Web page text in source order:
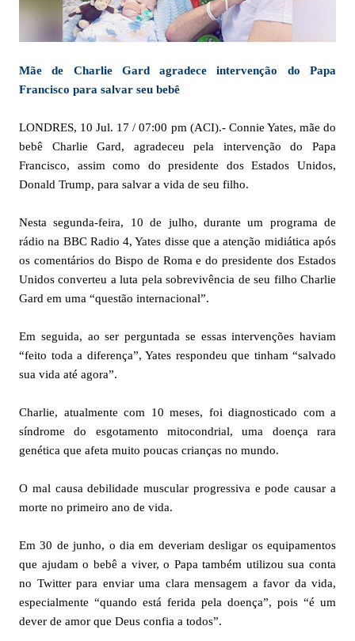
Mãe de Charlie Gard agradece intervenção do Papa
Francisco para salvar seu bebê
LONDRES, 10 Jul. 17 / 07:00 pm (ACI).- Connie Yates, mãe do
bebê Charlie Gard, agradeceu pela intervenção do Papa
Francisco, assim como do presidente dos Estados Unidos,
Donald Trump, para salvar a vida de seu filho.
Nesta segunda-feira, 10 de julho, durante um programa de
rádio na BBC Radio 4, Yates disse que a atenção midiática após
os comentários do Bispo de Roma e do presidente dos Estados
Unidos converteu a luta pela sobrevivência de seu filho Charlie
Gard em uma “questão internacional”.
Em seguida, ao ser perguntada se essas intervenções haviam
“feito toda a diferença”, Yates respondeu que tinham “salvado
sua vida até agora”.
Charlie, atualmente com 10 meses, foi diagnosticado com a
síndrome do esgotamento mitocondrial, uma doença rara
genética que afeta muito poucas crianças no mundo.
O mal causa debilidade muscular progressiva e pode causar a
morte no primeiro ano de vida.
Em 30 de junho, o dia em deveriam desligar os equipamentos
que ajudam o bebê a viver, o Papa também utilizou sua conta
no Twitter para enviar uma clara mensagem a favor da vida,
especialmente “quando está ferida pela doença”, pois “é um
dever de amor que Deus confia a todos”.